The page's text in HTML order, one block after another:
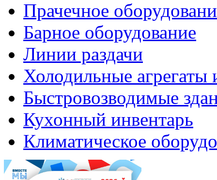
Прачечное
Барное оборудование
Линии раздачи
Холодильные агрегаты
Быстровозводимые
Кухонный инвентарь
Климатическое